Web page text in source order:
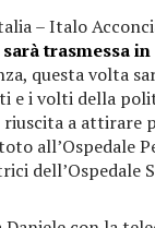
– Italo
trasmessa
questa volta
e i volti della
a attirare
all’Ospedale
dell’Ospedale